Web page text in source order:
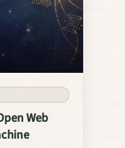
Web